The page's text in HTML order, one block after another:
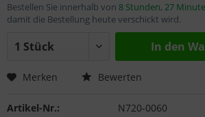
Bestellen Sie innerhalb von 8 Stunden, 27
damit die Bestellung heute verschickt wird.
In den
Merken Bewerten
Artikel-Nr.:
N720-0060